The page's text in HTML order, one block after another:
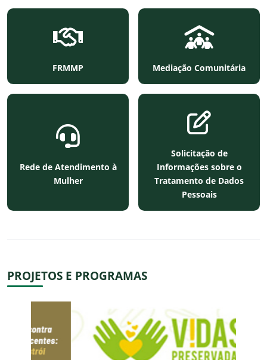
FRMMP Mediação Comunitária
Rede de Atendimento à
Mulher
Solicitação de
Informações sobre o
Tratamento de Dados
Pessoais
PROJETOS E PROGRAMAS